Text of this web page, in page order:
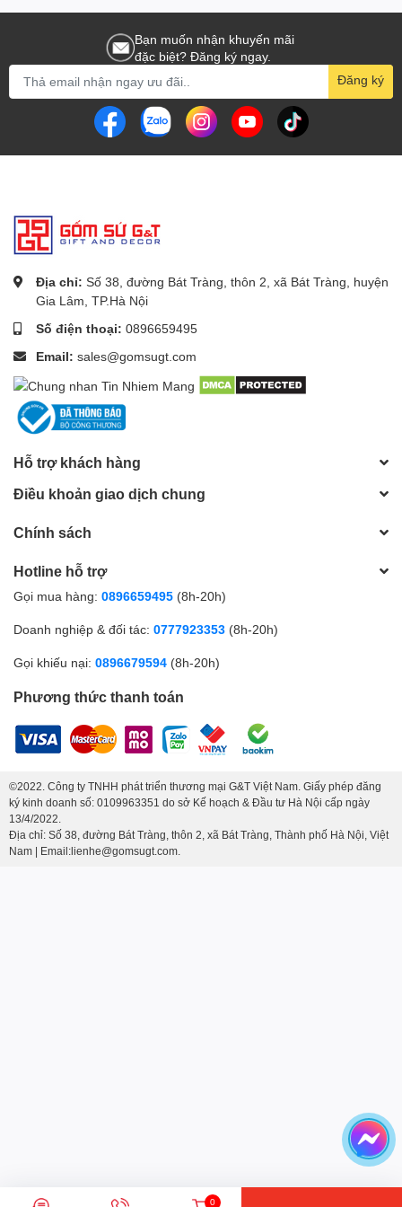
Bạn muốn nhận khuyến mãi
đặc biệt? Đăng ký ngay.
Đăng ký
Địa chỉ: Số 38, đường Bát Tràng, thôn 2, xã Bát Tràng, huyện
Gia Lâm, TP.Hà Nội
Số điện thoại: 0896659495
Email: sales@gomsugt.com
Hỗ trợ khách hàng
Điều khoản giao dịch chung
Chính sách
Hotline hỗ trợ
Gọi mua hàng: 0896659495 (8h-20h)
Doanh nghiệp & đối tác: 0777923353 (8h-20h)
Gọi khiếu nại: 0896679594 (8h-20h)
Phương thức thanh toán
©2022. Công ty TNHH phát triển thương mại G&T Việt Nam. Giấy phép đăng
ký kinh doanh số: 0109963351 do sở Kế hoạch & Đầu tư Hà Nội cấp ngày
13/4/2022.
Địa chỉ: Số 38, đường Bát Tràng, thôn 2, xã Bát Tràng, Thành phố Hà Nội, Việt
Nam | Email:lienhe@gomsugt.com.
0